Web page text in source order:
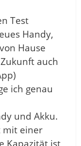
Test
Handy,
Hause
auch
ich genau
und Akku.
mit einer